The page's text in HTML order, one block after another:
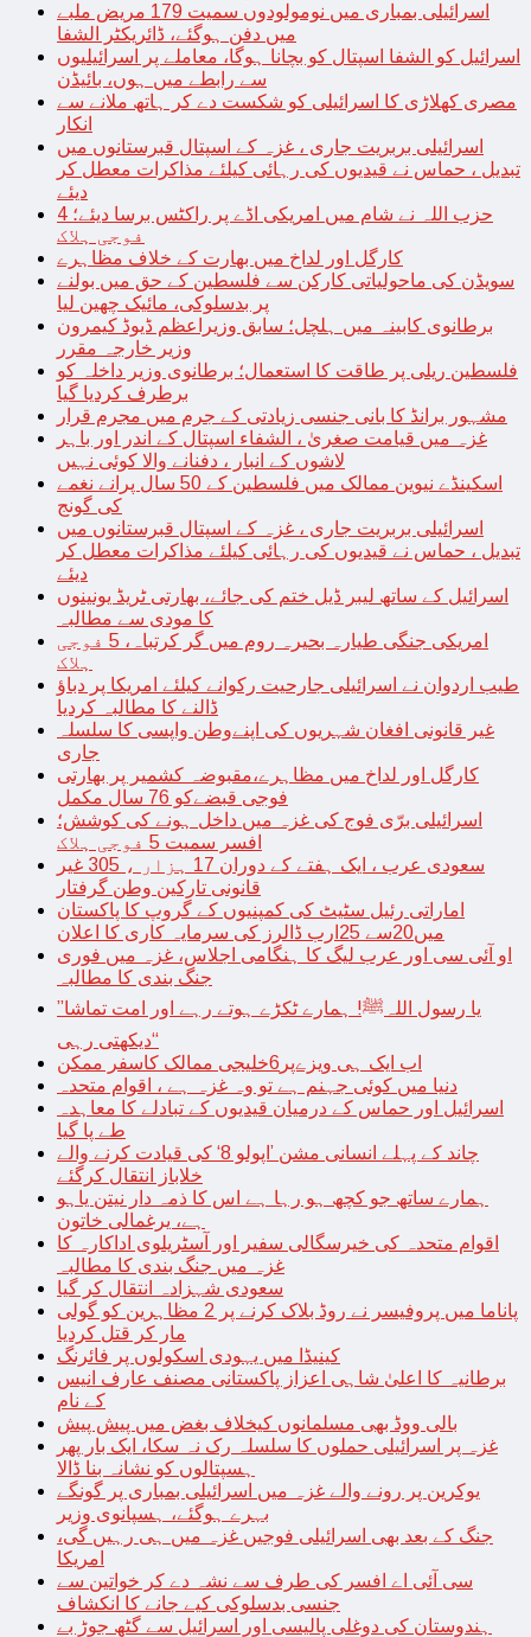
اسرائیلی بمباری میں نومولودوں سمیت 179 مریض ملبے
میں دفن ہوگئے، ڈائریکٹر الشفا
اسرائیل کو الشفا اسپتال کو بچانا ہوگا، معاملے پر اسرائیلیوں
سے رابطے میں ہوں، بائیڈن
مصری کھلاڑی کا اسرائیلی کو شکست دے کر ہاتھ ملانے سے
انکار
اسرائیلی بربریت جاری ، غزہ کے اسپتال قبرستانوں میں
تبدیل ، حماس نے قیدیوں کی رہائی کیلئے مذاکرات معطل کر
دیئے
حزب اللہ نے شام میں امریکی اڈے پر راکٹس برسا دیئے؛ 4
فوجی ہلاک
کارگل اور لداخ میں بھارت کے خلاف مظاہرے
سویڈن کی ماحولیاتی کارکن سے فلسطین کے حق میں بولنے
پر بدسلوکی، مائیک چھین لیا
برطانوی کابینہ میں ہلچل؛ سابق وزیراعظم ڈیوڈ کیمرون
وزیر خارجہ مقرر
فلسطین ریلی پر طاقت کا استعمال؛ برطانوی وزیر داخلہ کو
برطرف کردیا گیا
مشہور برانڈ کا بانی جنسی زیادتی کے جرم میں مجرم قرار
غزہ میں قیامت صغریٰ ، الشفاء اسپتال کے اندر اور باہر
لاشوں کے انبار ، دفنانے والا کوئی نہیں
اسکینڈے نیوین ممالک میں فلسطین کے 50 سال پرانے نغمے
کی گونج
اسرائیلی بربریت جاری ، غزہ کے اسپتال قبرستانوں میں
تبدیل ، حماس نے قیدیوں کی رہائی کیلئے مذاکرات معطل کر
دیئے
اسرائیل کے ساتھ لیبر ڈیل ختم کی جائے، بھارتی ٹریڈ یونینوں
کا مودی سے مطالبہ
امریکی جنگی طیارہ بحیرہ روم میں گر کرتباہ، 5 فوجی
ہلاک
طیب اردوان نے اسرائیلی جارحیت رکوانے کیلئے امریکا پر دباؤ
ڈالنے کا مطالبہ کردیا
غیر قانونی افغان شہریوں کی اپنےوطن واپسی کا سلسلہ
جاری
کارگل اور لداخ میں مظاہرے،مقبوضہ کشمیر پر بھارتی
فوجی قبضےکو 76 سال مکمل
اسرائیلی برّی فوج کی غزہ میں داخل ہونے کی کوشش؛
افسر سمیت 5 فوجی ہلاک
سعودی عرب ، ایک ہفتے کے دوران 17 ہزار ، 305 غیر
قانونی تارکین وطن گرفتار
اماراتی رئیل سٹیٹ کی کمپنیوں کے گروپ کا پاکستان
میں20سے 25ارب ڈالرز کی سرمایہ کاری کا اعلان
او آئی سی اور عرب لیگ کا ہنگامی اجلاس، غزہ میں فوری
جنگ بندی کا مطالبہ
’’یا رسول اللہﷺ! ہمارے ٹکڑے ہوتے رہے اور امت تماشا
دیکھتی رہی‘‘
اب ایک ہی ویزےپر6خلیجی ممالک کاسفر ممکن
دنیا میں کوئی جہنم ہے تو وہ غزہ ہے ، اقوام متحدہ
اسرائیل اور حماس کے درمیان قیدیوں کے تبادلے کا معاہدہ
طے پا گیا
چاند کے پہلے انسانی مشن ’اپولو 8‘ کی قیادت کرنے والے
خلاباز انتقال کرگئے
ہمارے ساتھ جو کچھ ہو رہا ہے اس کا ذمہ دار نیتن یاہو
ہے، یرغمالی خاتون
اقوام متحدہ کی خیرسگالی سفیر اور آسٹریلوی اداکارہ کا
غزہ میں جنگ بندی کا مطالبہ
سعودی شہزادہ انتقال کر گیا
پاناما میں پروفیسر نے روڈ بلاک کرنے پر 2 مظاہرین کو گولی
مار کر قتل کردیا
کینیڈا میں یہودی اسکولوں پر فائرنگ
برطانیہ کا اعلیٰ شاہی اعزاز پاکستانی مصنف عارف انیس
کے نام
بالی ووڈ بھی مسلمانوں کیخلاف بغض میں پیش پیش
غزہ پر اسرائیلی حملوں کا سلسلہ رک نہ سکا، ایک بار پھر
ہسپتالوں کو نشانہ بنا ڈالا
یوکرین پر رونے والے غزہ میں اسرائیلی بمباری پر گونگے
بہرے ہوگئے، ہسپانوی وزیر
جنگ کے بعد بھی اسرائیلی فوجیں غزہ میں ہی رہیں گی،
امریکا
سی آئی اے افسر کی طرف سے نشہ دے کر خواتین سے
جنسی بدسلوکی کیے جانے کا انکشاف
ہندوستان کی دوغلی پالیسی اور اسرائیل سے گٹھ جوڑ بے